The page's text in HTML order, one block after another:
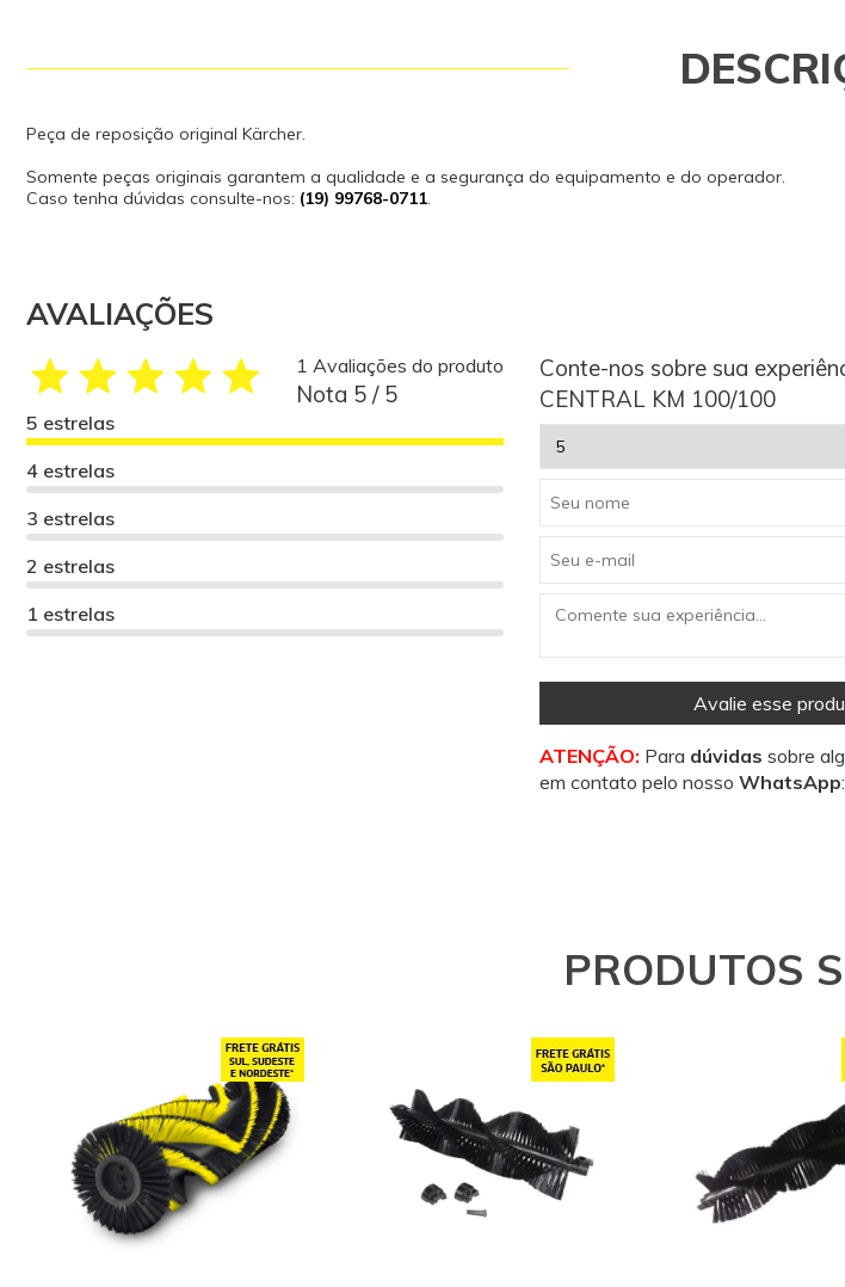
Peça de reposição original Kärcher.
Somente peças originais garantem a qualidade e a segurança do equipamento e do operador.
Caso tenha dúvidas consulte-nos: (19) 99768-0711.
AVALIAÇÕES
1 Avaliações do produto
Nota 5 / 5
5 estrelas
4 estrelas
3 estrelas
2 estrelas
1 estrelas
Conte-nos sobre sua
CENTRAL KM 100/100
Avalie esse
ATENÇÃO: Para dúvidas sobre
em contato pelo nosso WhatsApp:
PRODUTOS